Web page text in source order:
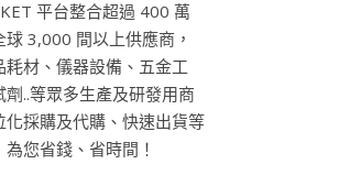
平台整合超過 400 萬
3,000 間以上供應商，
耗材、儀器設備、五金工
..等眾多生產及研發用商
化採購及代購、快速出貨等
您省錢、省時間！